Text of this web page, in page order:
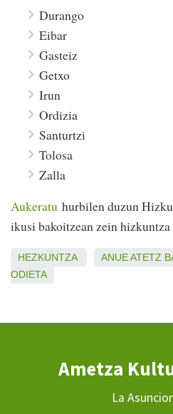
Durango
Eibar
Gasteiz
Getxo
Irun
Ordizia
Santurtzi
Tolosa
Zalla
Aukeratu hurbilen duzun
ikusi bakoitzean zein
HEZKUNTZA ANUEATETZ
ODIETA
Ametza
La